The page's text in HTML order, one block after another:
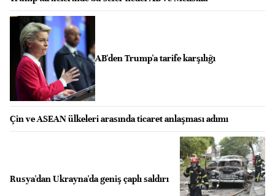
AB'den Trump'a tarife karşılığı
Çin ve ASEAN ülkeleri arasında ticaret anlaşması adımı
Rusya'dan Ukrayna'da geniş çaplı saldırı